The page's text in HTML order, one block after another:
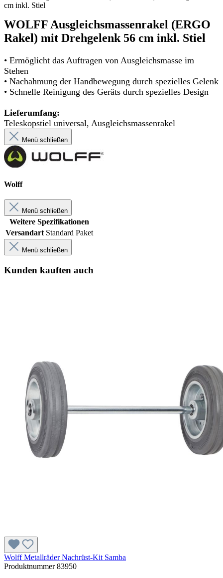
cm inkl. Stiel
WOLFF Ausgleichsmassenrakel (ERGO
Rakel) mit Drehgelenk 56 cm inkl. Stiel
• Ermöglicht das Auftragen von Ausgleichsmasse im
Stehen
• Nachahmung der Handbewegung durch spezielles Gelenk
• Schnelle Reinigung des Geräts durch spezielles Design
Lieferumfang:
Teleskopstiel universal, Ausgleichsmassenrakel
Menü schließen
Wolff
Menü schließen
Weitere Spezifikationen
Versandart Standard Paket
Menü schließen
Kunden kauften auch
Wolff Metallräder Nachrüst-Kit Samba
Produktnummer83950